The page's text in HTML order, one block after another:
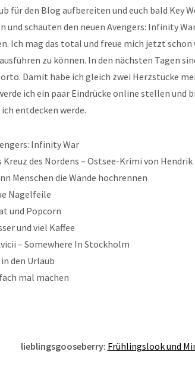
für den Blog aufbereiten und euch bald Key
und schauten den neuen Avengers: Infinity
Ich mag das total und freue mich jetzt
zu können. In den nächsten Tagen
Damit habe ich gleich zwei Herzstücke
ich ein paar Eindrücke online stellen und
entdecken werde.
Infinity War
Kreuz des Nordens – Ostsee-Krimi von
Menschen die Wände hochrennen
Nagelfeile
und Popcorn
und viel Kaffee
– Somewhere In Stockholm
den Urlaub
mal machen
lieblingsgooseberry: Frühlingslook und